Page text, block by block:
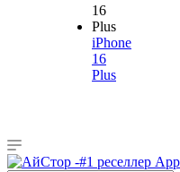
iPhone
16
Plus